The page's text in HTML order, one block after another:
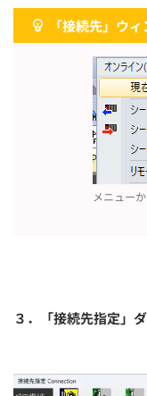
「接続先」ウ
メニュー
３．「接続先指定」